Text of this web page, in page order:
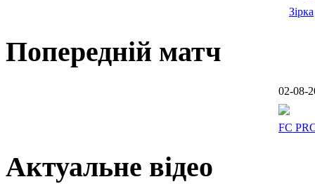
Зірка
Попередній матч
02-08-
FC
Актуальне відео